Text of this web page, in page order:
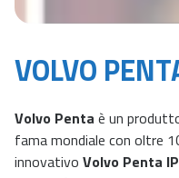
VOLVO
Volvo Penta è un
fama mondiale con oltre
innovativo Volvo Penta